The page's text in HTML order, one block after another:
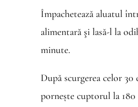
Împachetează aluatul
alimentară şi lasă-l la
minute.
După scurgerea celor 30
pornește cuptorul la 180